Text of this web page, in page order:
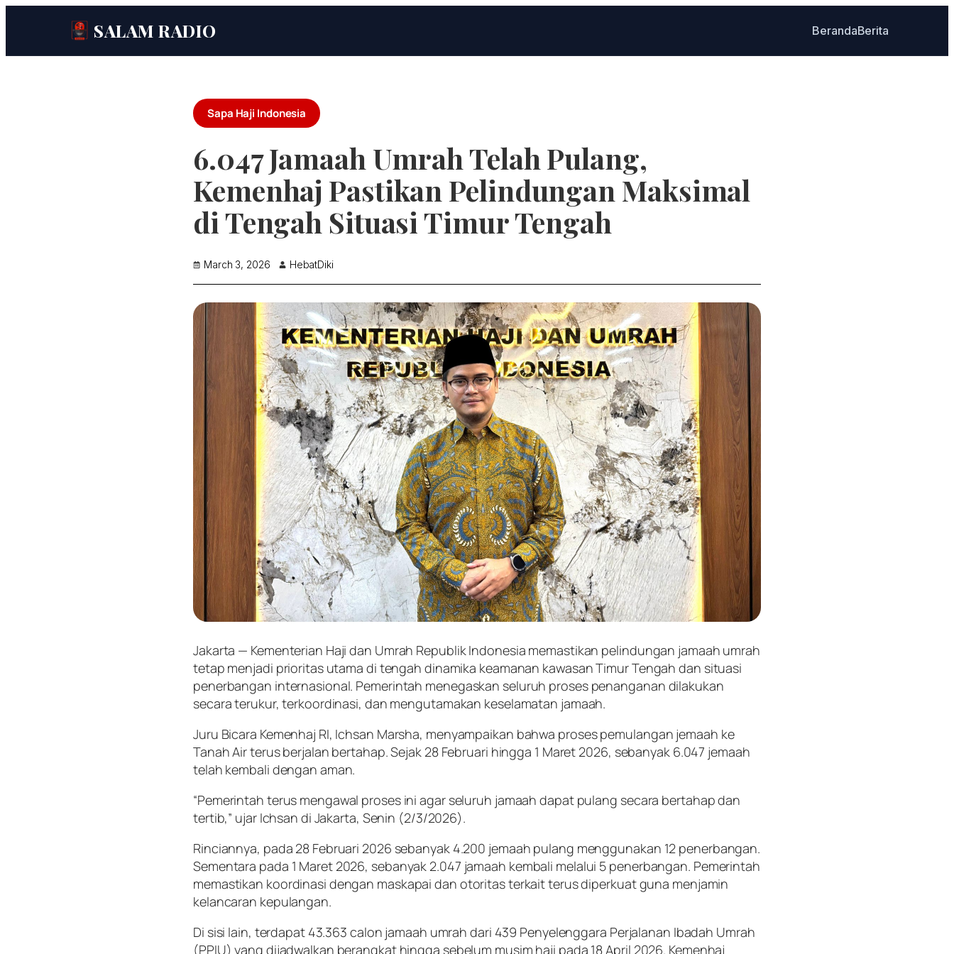
SALAM RADIO BerandaBerita
Sapa Haji Indonesia
6.047 Jamaah Umrah Telah Pulang,
Kemenhaj Pastikan Pelindungan Maksimal
di Tengah Situasi Timur Tengah
March 3, 2026 HebatDiki
Jakarta — Kementerian Haji dan Umrah Republik Indonesia memastikan pelindungan jamaah umrah
tetap menjadi prioritas utama di tengah dinamika keamanan kawasan Timur Tengah dan situasi
penerbangan internasional. Pemerintah menegaskan seluruh proses penanganan dilakukan
secara terukur, terkoordinasi, dan mengutamakan keselamatan jamaah.
Juru Bicara Kemenhaj RI, Ichsan Marsha, menyampaikan bahwa proses pemulangan jemaah ke
Tanah Air terus berjalan bertahap. Sejak 28 Februari hingga 1 Maret 2026, sebanyak 6.047 jemaah
telah kembali dengan aman.
“Pemerintah terus mengawal proses ini agar seluruh jamaah dapat pulang secara bertahap dan
tertib,” ujar Ichsan di Jakarta, Senin (2/3/2026).
Rinciannya, pada 28 Februari 2026 sebanyak 4.200 jemaah pulang menggunakan 12 penerbangan.
Sementara pada 1 Maret 2026, sebanyak 2.047 jamaah kembali melalui 5 penerbangan. Pemerintah
memastikan koordinasi dengan maskapai dan otoritas terkait terus diperkuat guna menjamin
kelancaran kepulangan.
Di sisi lain, terdapat 43.363 calon jamaah umrah dari 439 Penyelenggara Perjalanan Ibadah Umrah
(PPIU) yang dijadwalkan berangkat hingga sebelum musim haji pada 18 April 2026. Kemenhaj